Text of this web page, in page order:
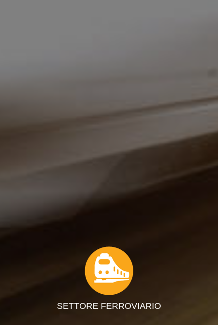
SETTORE FERROVIARIO